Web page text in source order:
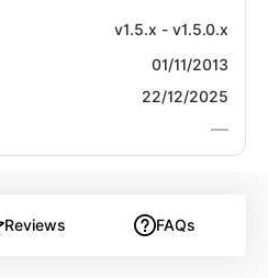
v1.5.x - v1.5.0.x
01/11/2013
22/12/2025
—
Reviews FAQs